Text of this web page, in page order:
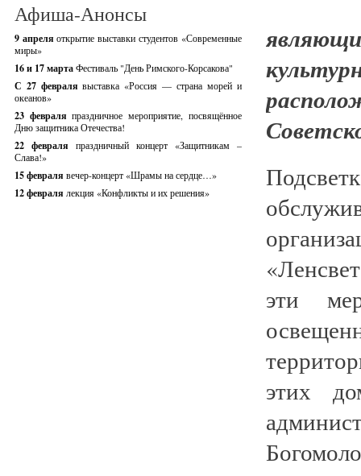
Афиша-Анонсы
9 апреляоткрытие выставки студентов «Современные
миры»
16 и 17 мартаФестиваль "День Римского-Корсакова"
С 27 февралявыставка «Россия — страна морей и
океанов»
23 февраляпраздничное мероприятие, посвящённое
Дню защитника Отечества!
22 февраля праздничный концерт «Защитникам –
Слава!»
15 февраля вечер-концерт «Шрамы на сердце…»
12 февраля лекция «Конфликты и их решения»
эти
этих